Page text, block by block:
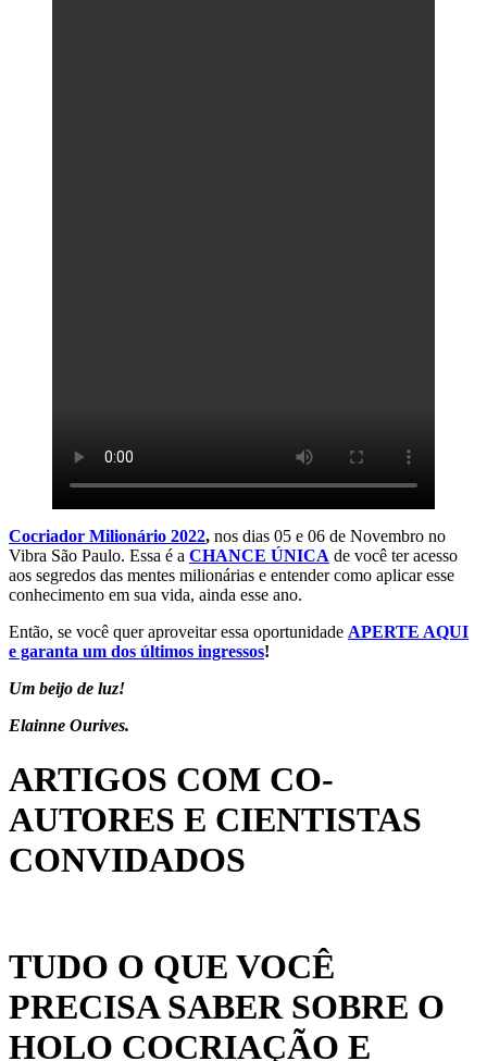
Cocriador Milionário 2022, nos dias 05 e 06 de Novembro no
Vibra São Paulo. Essa é a CHANCE ÚNICA de você ter acesso
aos segredos das mentes milionárias e entender como aplicar esse
conhecimento em sua vida, ainda esse ano.
Então, se você quer aproveitar essa oportunidade APERTE AQUI
e garanta um dos últimos ingressos!
Um beijo de luz!
Elainne Ourives.
ARTIGOS COM CO-
AUTORES E CIENTISTAS
CONVIDADOS
TUDO O QUE VOCÊ
PRECISA SABER SOBRE O
HOLO COCRIAÇÃO E